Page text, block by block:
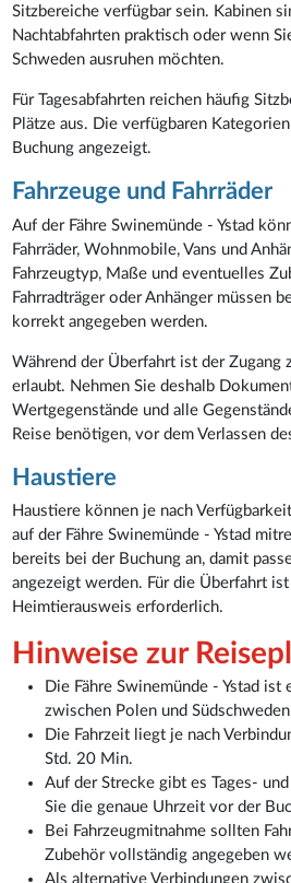
Sitzbereiche verfügbar sein. Kabinen
Nachtabfahrten praktisch oder wenn
Schweden ausruhen möchten.
Für Tagesabfahrten reichen häufig
Plätze aus. Die verfügbaren
Buchung angezeigt.
Fahrzeuge und Fahrräder
Auf der Fähre Swinemünde - Ystad
Fahrräder, Wohnmobile, Vans und
Fahrzeugtyp, Maße und eventuelles
Fahrradträger oder Anhänger müssen
korrekt angegeben werden.
Während der Überfahrt ist der Zugang
erlaubt. Nehmen Sie deshalb
Wertgegenstände und alle
Reise benötigen, vor dem Verlassen
Haustiere
Haustiere können je nach
auf der Fähre Swinemünde - Ystad
bereits bei der Buchung an, damit
angezeigt werden. Für die Überfahrt
Heimtierausweis erforderlich.
Hinweise zur
Die Fähre Swinemünde - Ystad
zwischen Polen und
Die Fahrzeit liegt je nach
Std. 20 Min.
Auf der Strecke gibt es Tages-
Sie die genaue Uhrzeit vor der
Bei Fahrzeugmitnahme sollten
Zubehör vollständig angegeben
Als alternative Verbindungen